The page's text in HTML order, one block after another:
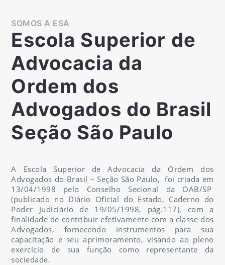
SOMOS A ESA
Escola Superior de
Advocacia da
Ordem dos
Advogados do Brasil
Seção São Paulo
A Escola Superior de Advocacia da Ordem dos
Advogados do Brasil – Seção São Paulo, foi criada em
13/04/1998 pelo Conselho Secional da OAB/SP
(publicado no Diário Oficial do Estado, Caderno do
Poder Judiciário de 19/05/1998, pág.117), com a
finalidade de contribuir efetivamente com a classe dos
Advogados, fornecendo instrumentos para sua
capacitação e seu aprimoramento, visando ao pleno
exercício de sua função como representante da
sociedade.